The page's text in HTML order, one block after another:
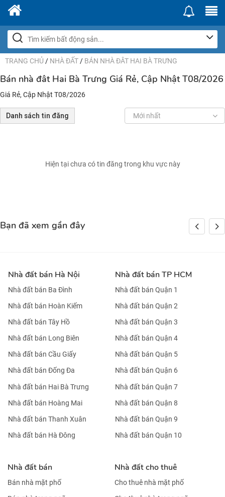
TRANG CHỦ / NHÀ ĐẤT / BÁN NHÀ ĐÂT HAI BÀ TRƯNG
Bán nhà đât Hai Bà Trưng Giá Rẻ, Cập Nhật T08/2026
Giá Rẻ, Cập Nhật T08/2026
Danh sách tin đăng Mới nhất
Hiện tại chưa có tin đăng trong khu vực này
Bạn đã xem gần đây
Nhà đất bán Hà Nội
Nhà đất bán Ba Đình
Nhà đất bán Hoàn Kiếm
Nhà đất bán Tây Hồ
Nhà đất bán Long Biên
Nhà đất bán Cầu Giấy
Nhà đất bán Đống Đa
Nhà đất bán Hai Bà Trưng
Nhà đất bán Hoàng Mai
Nhà đất bán Thanh Xuân
Nhà đất bán Hà Đông
Nhà đất bán TP HCM
Nhà đất bán Quận 1
Nhà đất bán Quận 2
Nhà đất bán Quận 3
Nhà đất bán Quận 4
Nhà đất bán Quận 5
Nhà đất bán Quận 6
Nhà đất bán Quận 7
Nhà đất bán Quận 8
Nhà đất bán Quận 9
Nhà đất bán Quận 10
Nhà đất bán
Bán nhà mặt phố
Nhà đất cho thuê
Cho thuê nhà mặt phố